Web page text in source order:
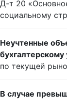
Д-т 20
социальному
Неучтенные
бухгалтерскому
по текущей
В случае